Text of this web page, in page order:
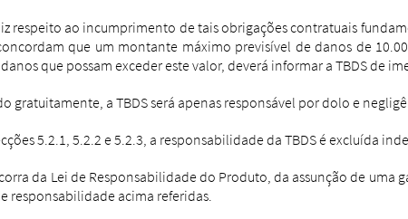
respeito ao incumprimento de tais obrigações contratuais
que um montante máximo previsível de danos de
que possam exceder este valor, deverá informar a TBDS de
gratuitamente, a TBDS será apenas responsável por dolo e
5.2.1, 5.2.2 e 5.2.3, a responsabilidade da TBDS é excluída
da Lei de Responsabilidade do Produto, da assunção de uma
responsabilidade acima referidas.